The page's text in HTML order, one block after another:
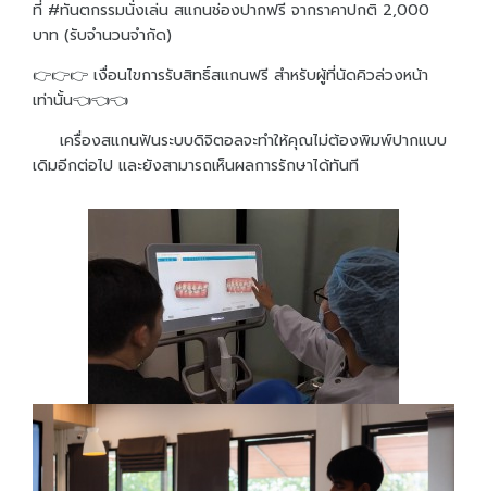
ที่ #ทันตกรรมนั่งเล่น สแกนช่องปากฟรี จากราคาปกติ 2,000
บาท (รับจำนวนจำกัด)
👉👉👉 เงื่อนไขการรับสิทธิ์สแกนฟรี สำหรับผู้ที่นัดคิวล่วงหน้า
เท่านั้น👈👈👈
เครื่องสแกนฟันระบบดิจิตอลจะทำให้คุณไม่ต้องพิมพ์ปากแบบ
เดิมอีกต่อไป และยังสามารถเห็นผลการรักษาได้ทันที